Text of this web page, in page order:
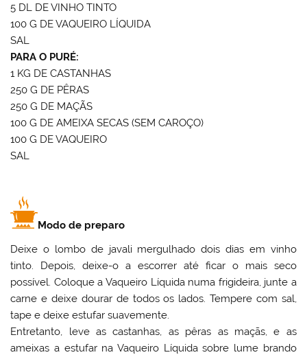
5 DL DE VINHO TINTO
100 G DE VAQUEIRO LÍQUIDA
SAL
PARA O PURÉ:
1 KG DE CASTANHAS
250 G DE PÊRAS
250 G DE MAÇÃS
100 G DE AMEIXA SECAS (SEM CAROÇO)
100 G DE VAQUEIRO
SAL
Modo de preparo
Deixe o lombo de javali mergulhado dois dias em vinho
tinto. Depois, deixe-o a escorrer até ficar o mais seco
possível. Coloque a Vaqueiro Líquida numa frigideira, junte a
carne e deixe dourar de todos os lados. Tempere com sal,
tape e deixe estufar suavemente.
Entretanto, leve as castanhas, as pêras as maçãs, e as
ameixas a estufar na Vaqueiro Líquida sobre lume brando